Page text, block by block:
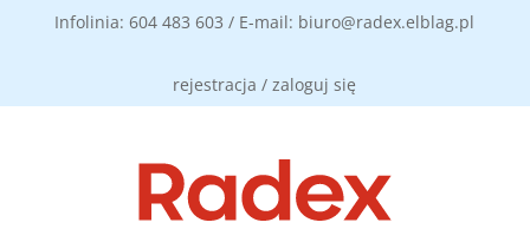
Infolinia: 604 483 603 / E-mail: biuro@radex.elblag.pl
rejestracja / zaloguj się